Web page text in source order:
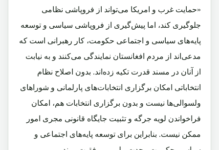
«حمایت غرب و امریکا می‌تواند از فروپاشی نظامی
جلوگیری کند، اما پیش‌گیری از فروپاشی سیاسی و توسعه
پایه‌های سیاسی و اجتماعی حکومت، کار رهبرانی است که
مدعی‌اند از مردم افغانستان نمایند‌گی می‌کنند و به نیابت
از آنان در مسند قدرت تکیه زده‌اند. بدون اصلاح نظام
انتخاباتی امکان برگزاری انتخابات‌های پارلمانی و شوراهای
ولسوالی‌‌ها نیست و بدون برگزاری انتخابات هم، امکان
فراخواندن لویه‌ جرگه و تثبیت جایگاه قانونی مجری امور
ممکن نیست. بنابراین برای توسعه پایه‌های اجتماعی و